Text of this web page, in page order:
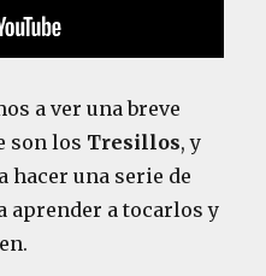
a ver una breve
son los Tresillos, y
hacer una serie de
aprender a tocarlos y